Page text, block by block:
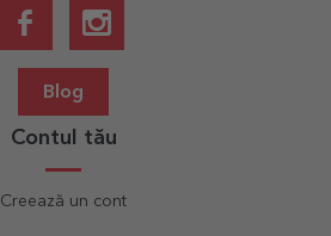
Blog
Contul tău
Creează un cont